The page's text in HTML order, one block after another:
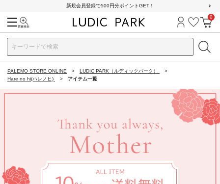
新規会員登録で500円分ポイントGET！
ログイン
お気に
カ
0
PALEMO STORE ONLINE
LUDIC PARK（ルディックパーク）
Hare no hi(ハレノヒ)
アイテム一覧